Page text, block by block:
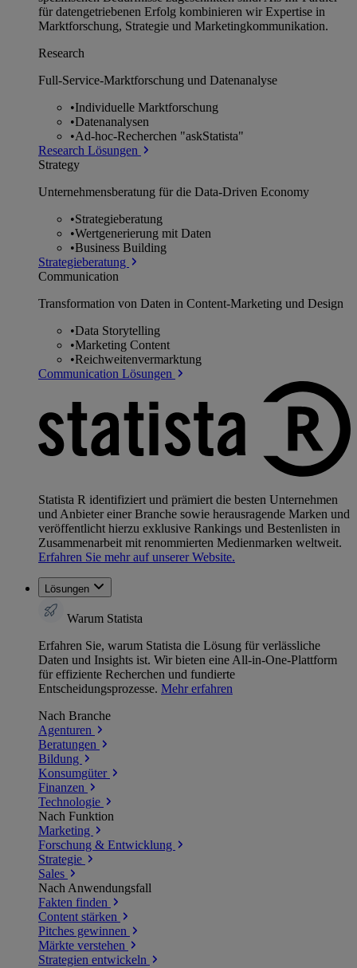
für datengetriebenen Erfolg kombinieren wir Expertise in
Marktforschung, Strategie und Marketingkommunikation.
Research
Full-Service-Marktforschung und Datenanalyse
•Individuelle Marktforschung
•Datenanalysen
•Ad-hoc-Recherchen "askStatista"
Research Lösungen
Strategy
Unternehmens­beratung für die Data-Driven Economy
•Strategieberatung
•Wertgenerierung mit Daten
•Business Building
Strategieberatung
Communication
Transformation von Daten in Content-Marketing und Design
•Data Storytelling
•Marketing Content
•Reichweitenvermarktung
Communication Lösungen
Statista R identifiziert und prämiert die besten Unternehmen
und Anbieter einer Branche sowie herausragende Marken und
veröffentlicht hierzu exklusive Rankings und Bestenlisten in
Zusammenarbeit mit renommierten Medienmarken weltweit.
Erfahren Sie mehr auf unserer Website.
Lösungen
Warum Statista
Erfahren Sie, warum Statista die Lösung für verlässliche
Daten und Insights ist. Wir bieten eine All-in-One-Plattform
für effiziente Recherchen und fundierte
Entscheidungsprozesse. Mehr erfahren
Nach Branche
Agenturen
Beratungen
Bildung
Konsumgüter
Finanzen
Technologie
Nach Funktion
Marketing
Forschung & Entwicklung
Strategie
Sales
Nach Anwendungsfall
Fakten finden
Content stärken
Pitches gewinnen
Märkte verstehen
Strategien entwickeln